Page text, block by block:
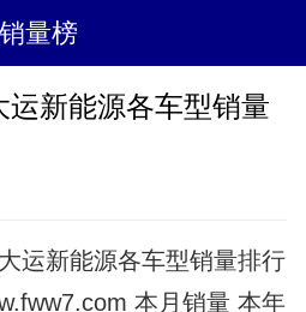
量榜
运新能源各车型销量
运新能源各车型销量排行
本月销量 本年